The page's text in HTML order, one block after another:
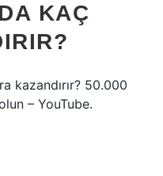
KAÇ
kazandırır? 50.000
– YouTube.